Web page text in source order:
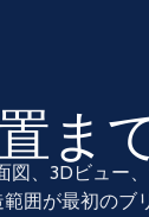
ま
、3Dビュー
囲が最初のブ